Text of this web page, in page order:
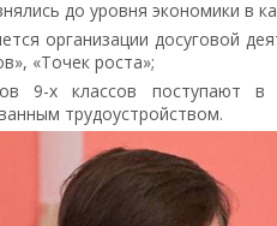
до уровня экономики в
организации досуговой
«Точек роста»;
9-х классов поступают
трудоустройством.